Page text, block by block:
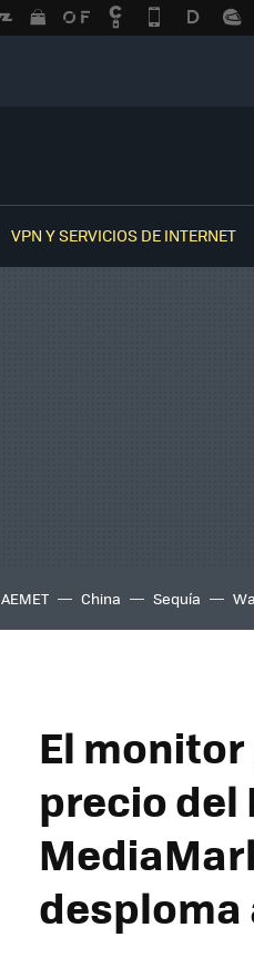
VPN Y SERVICIOS DE INTERNET
AEMET China Sequía
El
precio del
desploma